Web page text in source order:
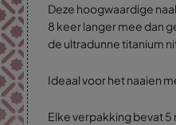
Deze hoogwaardige
8 keer langer mee dan
de ultradunne titanium
Ideaal voor het naaien
Elke verpakking bevat 5